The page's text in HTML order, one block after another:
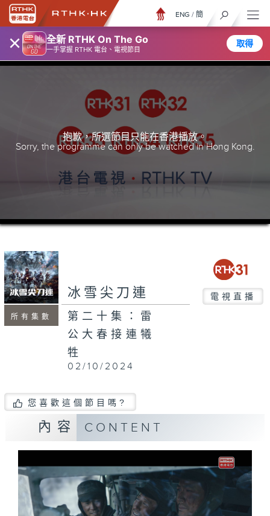
× 全新 RTHK On The Go
一手掌握 RTHK 電台、電視節目
取得
ENG / 簡
抱歉，所選節目只能在香港播放。
Sorry, the programme can only be watched in Hong Kong.
所有集數
冰雪尖刀連 電視直播
第二十集：雷
公大春接連犧
牲
02/10/2024
您喜歡這個節目嗎?
內容 CONTENT